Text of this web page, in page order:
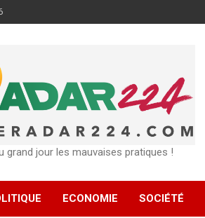
grand jour les mauvaises pratiques !
ECONOMIE SOCIÉTÉ